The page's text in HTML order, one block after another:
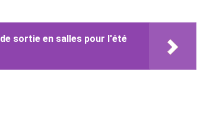
sortie en salles pour l'été